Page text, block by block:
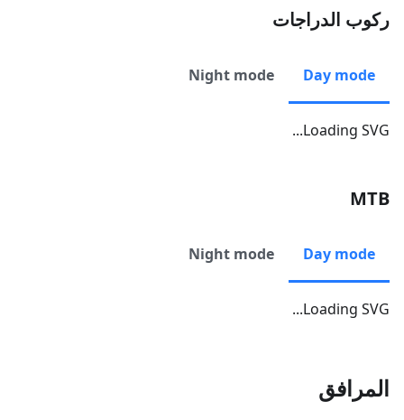
ركوب الدراجات
Day mode
Night mode
Loading SVG...
MTB
Day mode
Night mode
Loading SVG...
المرافق